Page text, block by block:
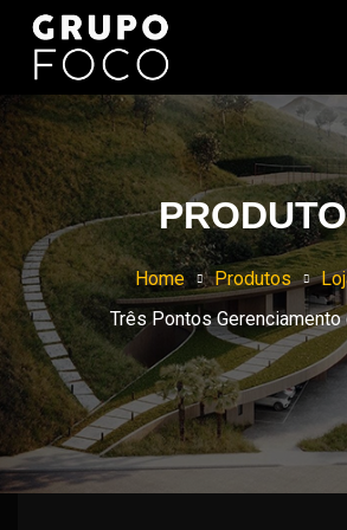
Home Produtos
Três Pontos Gerenciamento